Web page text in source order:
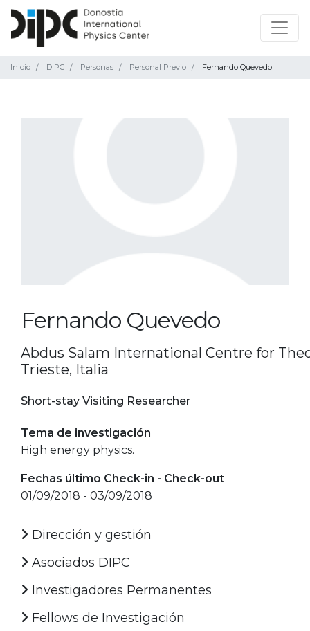
Inicio DIPC Personas Personal Previo Fernando Quevedo
Fernando Quevedo
Abdus Salam International Centre for
Trieste, Italia
Short-stay Visiting Researcher
Tema de investigación
High energy physics.
Fechas último Check-in - Check-out
01/09/2018 - 03/09/2018
Dirección y gestión
Asociados DIPC
Investigadores Permanentes
Fellows de Investigación